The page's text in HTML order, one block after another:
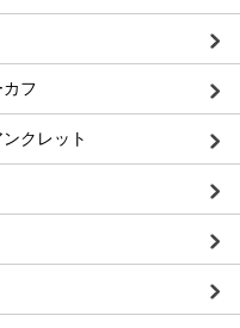
フ
クレット